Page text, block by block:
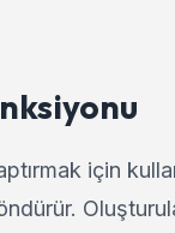
için